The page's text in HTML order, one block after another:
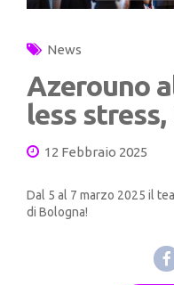
News
Azerouno
less
12 Febbraio 2025
Dal 5 al 7 marzo 2025 il
di Bologna!